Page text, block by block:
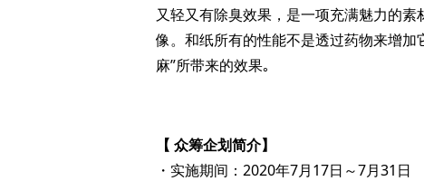
又轻又有除臭效果，是一项充满魅力的
像。和纸所有的性能不是透过药物来增
麻”所带来的效果｡
【 众筹企划简介】
・实施期间：2020年7月17日～7月31日